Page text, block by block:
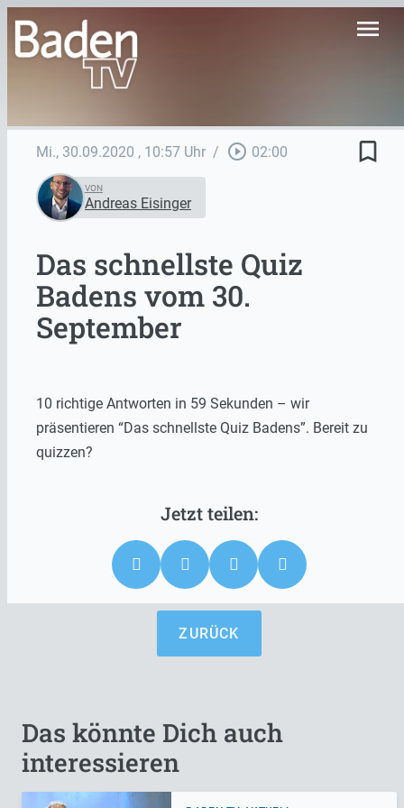
menu
Mi., 30.09.2020 , 10:57 Uhr / play_circle_outline 02:00 bookmark_border
VON
Andreas Eisinger
Das schnellste Quiz
Badens vom 30.
September
10 richtige Antworten in 59 Sekunden – wir
präsentieren “Das schnellste Quiz Badens”. Bereit zu
quizzen?
ZURÜCK
Das könnte Dich auch
interessieren